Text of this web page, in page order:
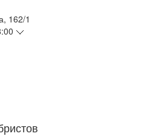
162/1